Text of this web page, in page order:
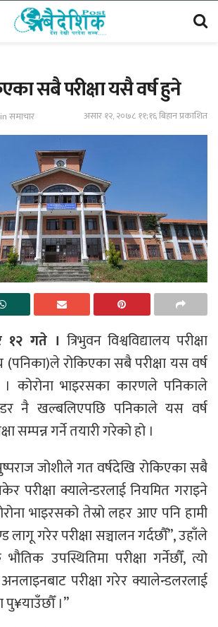
सबै परीक्षा यसै वर्ष हुने
inसमाचार असार १२, २०७८ ११;१६ बिहान प्रकाशित
१२ गते । त्रिभुवन विश्वविद्यालय परीक्षा
(पनिका)ले रोकिएका सबै परीक्षा यस वर्ष
कोरोना भाइरसका कारणले पनिकाले
नै खल्बलिएपछि पनिकाले यस वर्ष
सम्पन्न गर्ने तयारी गरेको हो ।
जोशीले गत वर्षदेखि रोकिएका सबै
परीक्षा क्यालेन्डरलाई नियमित गराइने
भाइरसको तेस्रो लहर आए पनि हामी
लागू गरेर परीक्षा सञ्चालन गर्दछौँ”, उहाँले
उपस्थितिमा परीक्षा गर्नेछौँ, त्यो
परीक्षा गरेर क्यालेन्डलरलाई
।”